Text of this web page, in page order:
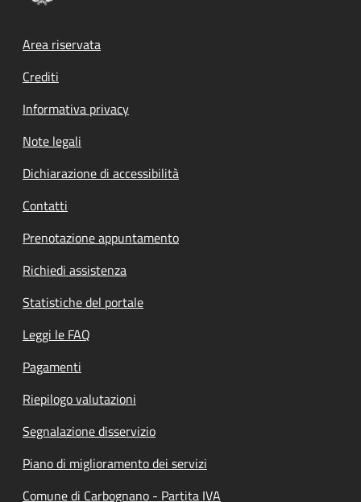
Footer menu
Area riservata
Crediti
Informativa privacy
Note legali
Dichiarazione di accessibilità
Contatti
Prenotazione appuntamento
Richiedi assistenza
Statistiche del portale
Leggi le FAQ
Pagamenti
Riepilogo valutazioni
Segnalazione disservizio
Piano di miglioramento dei servizi
Comune di Carbognano - Partita IVA